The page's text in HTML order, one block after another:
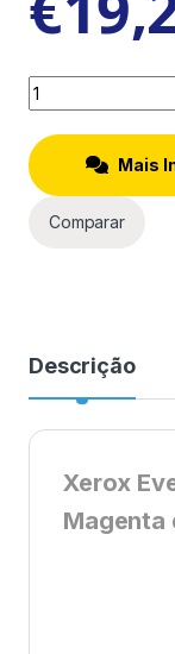
Quantity
Mais
Comparar
Descrição
Xerox
Magenta